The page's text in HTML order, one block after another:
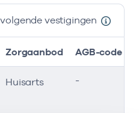
vestigingen
Zorgaanbod AGB-code
Huisarts -